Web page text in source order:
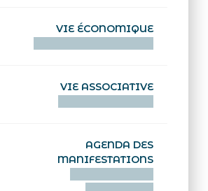
VIE ÉCONOMIQUE
VIE ASSOCIATIVE
AGENDA DES
MANIFESTATIONS